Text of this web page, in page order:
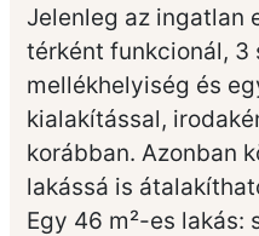
Jelenleg az ingatlan
térként funkcionál, 3
mellékhelyiség és
kialakítással,
korábban. Azonban
lakássá is
Egy 46 m²-es lakás: